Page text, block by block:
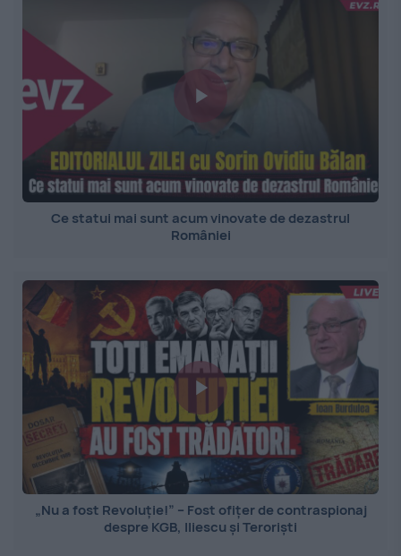
Ce statui mai sunt acum vinovate de dezastrul
României
„Nu a fost Revoluție!” – Fost ofițer de contraspionaj
despre KGB, Iliescu și Teroriști